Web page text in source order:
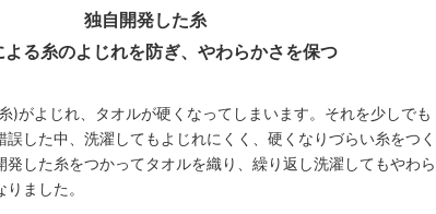
独自開発した糸
よる糸のよじれを防ぎ、やわらかさを保つ
)がよじれ、タオルが硬くなってしまいます。それを少しでも
した中、洗濯してもよじれにくく、硬くなりづらい糸をつく
発した糸をつかってタオルを織り、繰り返し洗濯してもやわら
ました。